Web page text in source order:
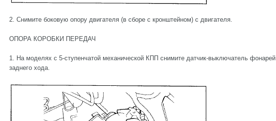
2. Снимите боковую опору двигателя (в сборе с кронштейном) с двигателя.
ОПОРА КОРОБКИ ПЕРЕДАЧ
1. На моделях с 5-ступенчатой механической КПП снимите датчик-выключатель фонарей
заднего хода.